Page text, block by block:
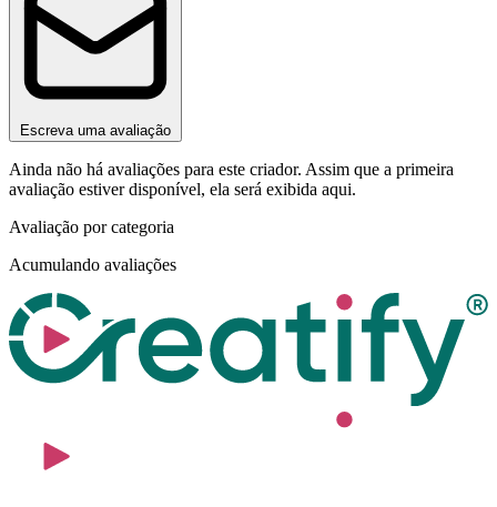
Escreva uma avaliação
Ainda não há avaliações para este criador. Assim que a primeira
avaliação estiver disponível, ela será exibida aqui.
Avaliação por categoria
Acumulando avaliações